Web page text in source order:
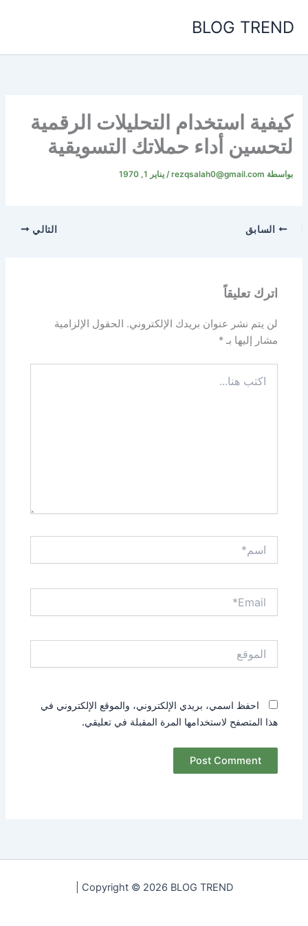
BLOG TREND
كيفية استخدام التحليلات الرقمية
لتحسين أداء حملاتك التسويقية
بواسطة rezqsalah0@gmail.com
/يناير 1, 1970
السابق التالي
اترك تعليقاً
لن يتم نشر عنوان بريدك الإلكتروني.
الحقول الإلزامية
مشار إليها بـ*
هنا...
احفظ اسمي، بريدي الإلكتروني، والموقع الإلكتروني في
هذا المتصفح لاستخدامها المرة المقبلة في تعليقي.
Copyright © 2026 BLOG TREND |